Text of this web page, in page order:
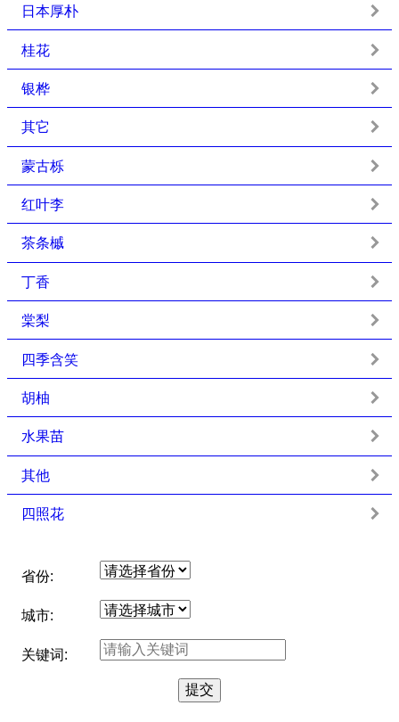
日本厚朴
桂花
银桦
其它
蒙古栎
红叶李
茶条槭
丁香
棠梨
四季含笑
胡柚
水果苗
其他
四照花
省份:
城市:
关键词: